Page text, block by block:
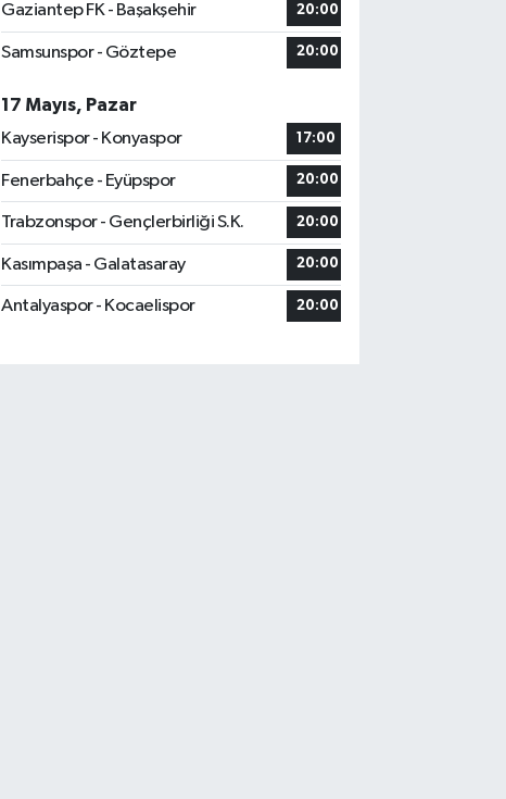
Gaziantep FK - Başakşehir 20:00
Samsunspor - Göztepe 20:00
17 Mayıs, Pazar
Kayserispor - Konyaspor
17:00
Fenerbahçe - Eyüpspor 20:00
Trabzonspor - Gençlerbirliği S.K. 20:00
Kasımpaşa - Galatasaray 20:00
Antalyaspor - Kocaelispor 20:00